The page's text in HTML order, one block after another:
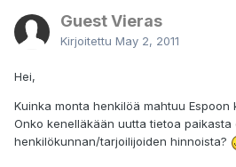
Guest Vieras
Kirjoitettu May 2, 2011
Hei,
Kuinka monta henkilöä mahtuu Espoon
Onko kenelläkään uutta tietoa paikasta
henkilökunnan/tarjoilijoiden hinnoista?